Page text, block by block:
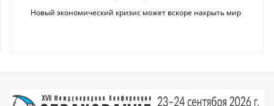
Новый экономический кризис может вскоре накрыть мир